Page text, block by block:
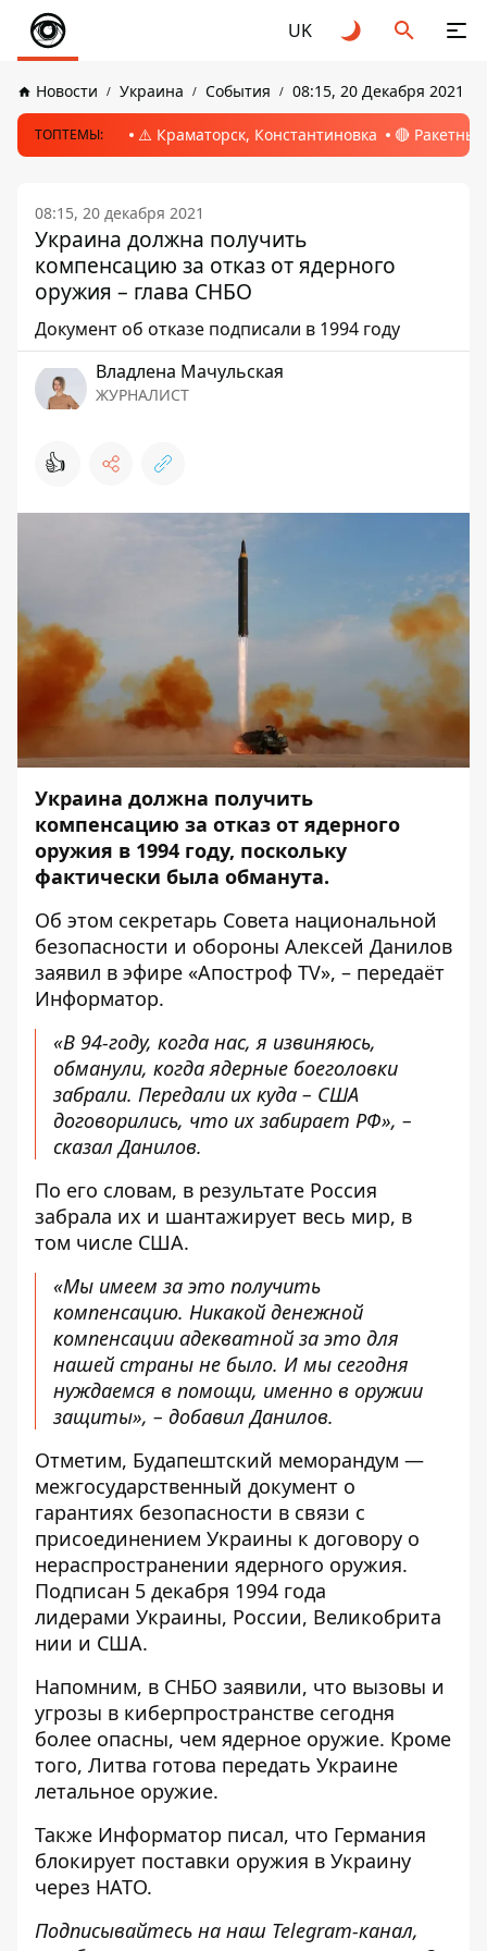
UK
Новости Украина События 08:15, 20 Декабря 2021
ТОПТЕМЫ: ⚠️ Краматорск, Константиновка 🔴
08:15, 20 декабря 2021
Украина должна получить
компенсацию за отказ от ядерного
оружия – глава СНБО
Документ об отказе подписали в 1994 году
Владлена Мачульская
ЖУРНАЛИСТ
👍
Украина должна получить
компенсацию за отказ от ядерного
оружия в 1994 году, поскольку
фактически была обманута.
Об этом секретарь Совета национальной
безопасности и обороны Алексей Данилов
заявил в эфире «Апостроф TV», – передаёт
Информатор.
«В 94-году, когда нас, я извиняюсь,
обманули, когда ядерные боеголовки
забрали. Передали их куда – США
договорились, что их забирает РФ», –
сказал Данилов.
По его словам, в результате Россия
забрала их и шантажирует весь мир, в
том числе США.
«Мы имеем за это получить
компенсацию. Никакой денежной
компенсации адекватной за это для
нашей страны не было. И мы сегодня
нуждаемся в помощи, именно в оружии
защиты», – добавил Данилов.
Отметим, Будапештский меморандум —
межгосударственный документ о
гарантиях безопасности в связи с
присоединением Украины к договору о
нераспространении ядерного оружия.
Подписан 5 декабря 1994 года
лидерами Украины, России, Великобрита
нии и США.
Напомним, в СНБО заявили, что вызовы и
угрозы в киберпространстве сегодня
более опасны, чем ядерное оружие. Кроме
того, Литва готова передать Украине
летальное оружие.
Также Информатор писал, что Германия
блокирует поставки оружия в Украину
через НАТО.
Подписывайтесь на наш Telegram-канал,